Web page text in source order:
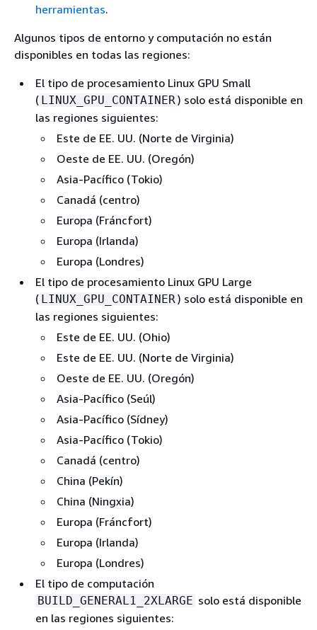
herramientas.
Algunos tipos de entorno y computación no están
disponibles en todas las regiones:
El tipo de procesamiento Linux GPU Small
( LINUX_GPU_CONTAINER ) solo está disponible en
las regiones siguientes:
Este de EE. UU. (Norte de Virginia)
Oeste de EE. UU. (Oregón)
Asia-Pacífico (Tokio)
Canadá (centro)
Europa (Fráncfort)
Europa (Irlanda)
Europa (Londres)
El tipo de procesamiento Linux GPU Large
( LINUX_GPU_CONTAINER ) solo está disponible en
las regiones siguientes:
Este de EE. UU. (Ohio)
Este de EE. UU. (Norte de Virginia)
Oeste de EE. UU. (Oregón)
Asia-Pacífico (Seúl)
Asia-Pacífico (Sídney)
Asia-Pacífico (Tokio)
Canadá (centro)
China (Pekín)
China (Ningxia)
Europa (Fráncfort)
Europa (Irlanda)
Europa (Londres)
El tipo de computación
BUILD_GENERAL1_2XLARGE solo está disponible
en las regiones siguientes: